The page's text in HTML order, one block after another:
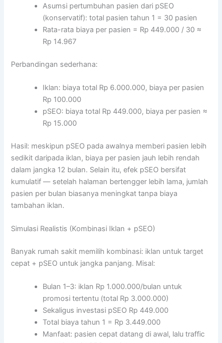
Asumsi pertumbuhan pasien dari pSEO
(konservatif): total pasien tahun 1 = 30 pasien
Rata-rata biaya per pasien = Rp 449.000 / 30 ≈
Rp 14.967
Perbandingan sederhana:
Iklan: biaya total Rp 6.000.000, biaya per pasien
Rp 100.000
pSEO: biaya total Rp 449.000, biaya per pasien ≈
Rp 15.000
Hasil: meskipun pSEO pada awalnya memberi pasien lebih
sedikit daripada iklan, biaya per pasien jauh lebih rendah
dalam jangka 12 bulan. Selain itu, efek pSEO bersifat
kumulatif — setelah halaman bertengger lebih lama, jumlah
pasien per bulan biasanya meningkat tanpa biaya
tambahan iklan.
Simulasi Realistis (Kombinasi Iklan + pSEO)
Banyak rumah sakit memilih kombinasi: iklan untuk target
cepat + pSEO untuk jangka panjang. Misal:
Bulan 1–3: iklan Rp 1.000.000/bulan untuk
promosi tertentu (total Rp 3.000.000)
Sekaligus investasi pSEO Rp 449.000
Total biaya tahun 1 = Rp 3.449.000
Manfaat: pasien cepat datang di awal, lalu traffic